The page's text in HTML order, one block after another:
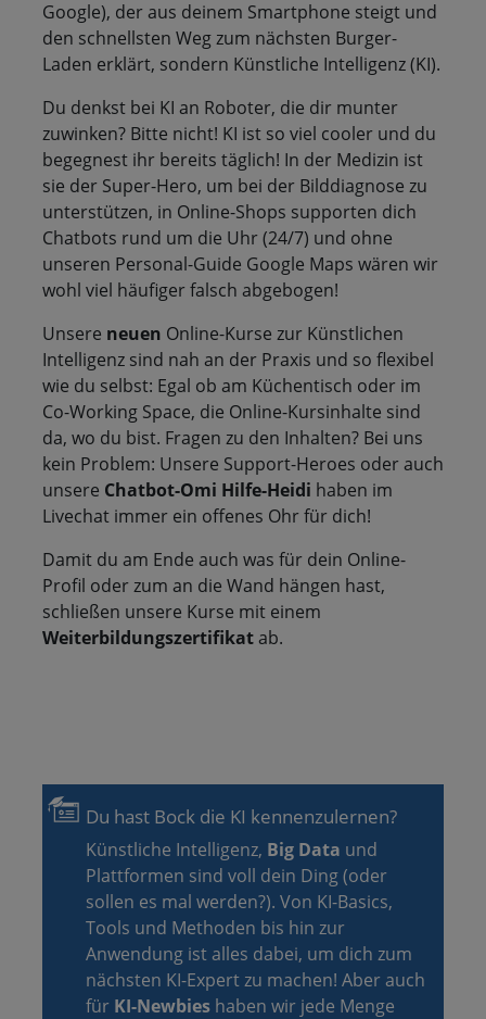
Google), der aus deinem Smartphone steigt und
den schnellsten Weg zum nächsten Burger-
Laden erklärt, sondern Künstliche Intelligenz (KI).
Du denkst bei KI an Roboter, die dir munter
zuwinken? Bitte nicht! KI ist so viel cooler und du
begegnest ihr bereits täglich! In der Medizin ist
sie der Super-Hero, um bei der Bilddiagnose zu
unterstützen, in Online-Shops supporten dich
Chatbots rund um die Uhr (24/7) und ohne
unseren Personal-Guide Google Maps wären wir
wohl viel häufiger falsch abgebogen!
Unsere neuen Online-Kurse zur Künstlichen
Intelligenz sind nah an der Praxis und so flexibel
wie du selbst: Egal ob am Küchentisch oder im
Co-Working Space, die Online-Kursinhalte sind
da, wo du bist. Fragen zu den Inhalten? Bei uns
kein Problem: Unsere Support-Heroes oder auch
unsere Chatbot-Omi Hilfe-Heidi haben im
Livechat immer ein offenes Ohr für dich!
Damit du am Ende auch was für dein Online-
Profil oder zum an die Wand hängen hast,
schließen unsere Kurse mit einem
Weiterbildungszertifikatab.
Du hast Bock die KI kennenzulernen?
Künstliche Intelligenz, Big Data und
Plattformen sind voll dein Ding (oder
sollen es mal werden?). Von KI-Basics,
Tools und Methoden bis hin zur
Anwendung ist alles dabei, um dich zum
nächsten KI-Expert zu machen! Aber auch
für KI-Newbies haben wir jede Menge